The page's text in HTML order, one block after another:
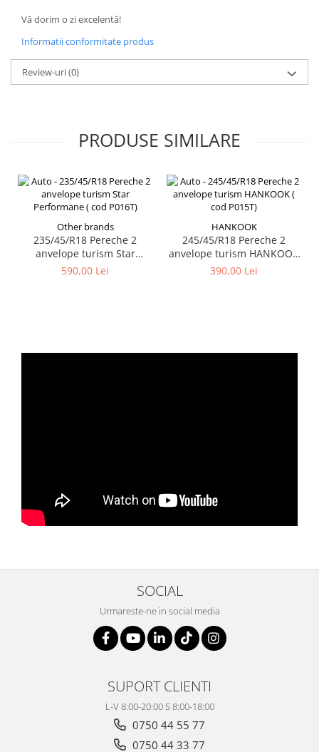
Vă dorim o zi excelentă!
Informatii conformitate produs
Review-uri(0)
PRODUSE SIMILARE
Other brands
235/45/R18 Pereche 2
anvelope turism Star
Performane ( cod P016T)
590,00 Lei
HANKOOK
245/45/R18 Pereche 2
anvelope turism HANKOOK
( cod P015T)
390,00 Lei
SOCIAL
Urmareste-ne in social media
SUPORT CLIENTI
L-V 8:00-20:00 S 8:00-18:00
0750 44 55 77
0750 44 33 77